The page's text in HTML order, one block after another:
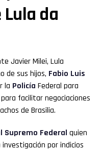
da
Javier Milei, Lula
de sus hijos, Fabio Luis
la Policía Federal para
facilitar negociaciones
de Brasilia.
Supremo Federal quien
por indicios